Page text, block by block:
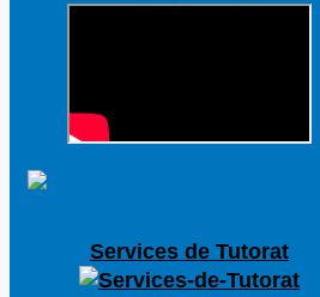
Services de Tutorat